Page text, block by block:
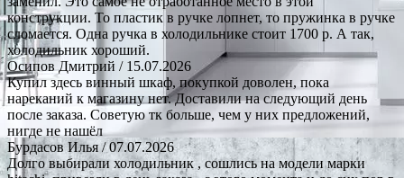
конструкции. То пластик в ручке лопнет, то пружинка в ручке
сломается. Одна ручка в холодильнике стоит 1700 р. А так,
холодильник хороший.
Осипов Дмитрий / 15.07.2026
Купил здесь винный шкаф, покупкой доволен, пока
нареканий к магазину нет. Доставили на следующий день
после заказа. Советую тк больше, чем у них предложений,
нигде не нашёл
Бурдасов Илья/ 07.07.2026
Долго выбирали холодильник , сошлись на модели марки